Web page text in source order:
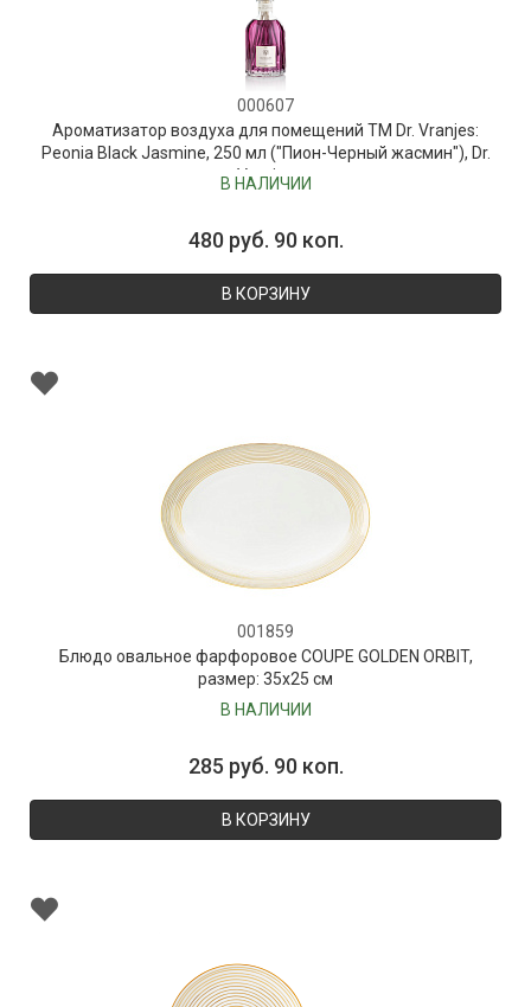
000607
Ароматизатор воздуха для помещений ТМ Dr. Vranjes:
Peonia Black Jasmine, 250 мл ("Пион-Черный жасмин"), Dr.
Vranjes
В НАЛИЧИИ
480 руб. 90 коп.
В КОРЗИНУ
001859
Блюдо овальное фарфоровое COUPE GOLDEN ORBIT,
размер: 35х25 см
В НАЛИЧИИ
285 руб. 90 коп.
В КОРЗИНУ